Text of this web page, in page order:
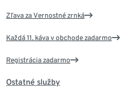
Zľava za Vernostné zrnká
Každá 11. káva v obchode zadarmo
Registrácia zadarmo
Ostatné služby